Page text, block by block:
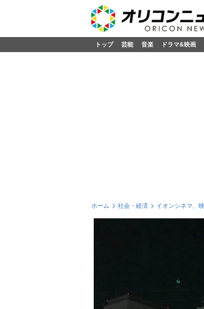
トップ 芸能 音楽 ドラマ&映画
ホーム 社会・経済 イオンシネマ、